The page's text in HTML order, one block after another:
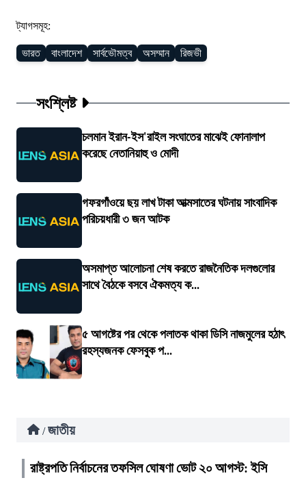
ট্যাগসমূহ:
ভারত বাংলাদেশ সার্বভৌমত্ব অসম্মান রিজভী
সংশ্লিষ্ট
চলমান ইরান-ইস'রাইল সংঘাতের মাঝেই ফোনালাপ
করেছে নেতানিয়াহু ও মোদী
গফরগাঁওয়ে ছয় লাখ টাকা আত্মসাতের ঘটনায় সাংবাদিক
পরিচয়ধারী ৩ জন আটক
অসমাপ্ত আলোচনা শেষ করতে রাজনৈতিক দলগুলোর
সাথে বৈঠকে বসবে ঐকমত্য ক...
৫ আগষ্টের পর থেকে পলাতক থাকা ডিসি নাজমুলের হঠাৎ
রহস্যজনক ফেসবুক প...
/ জাতীয়
রাষ্ট্রপতি নির্বাচনের তফসিল ঘোষণা ভোট ২০ আগস্ট: ইসি